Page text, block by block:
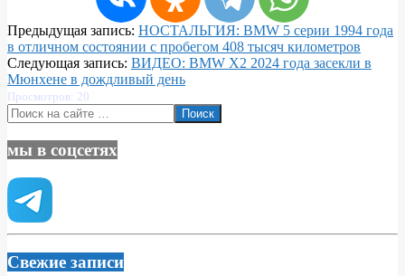
2023-
01-
30
Предыдущая запись: НОСТАЛЬГИЯ: BMW 5 серии 1994 года
в отличном состоянии с пробегом 408 тысяч километров
Следующая запись: ВИДЕО: BMW X2 2024 года засекли в
Мюнхене в дождливый день
Просмотров: 20
Поиск
мы в соцсетях
Свежие записи